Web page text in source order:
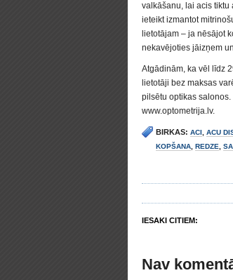
valkāšanu, lai acis tiktu
ieteikt izmantot
lietotājam – ja nēsājot
nekavējoties jāizņem
Atgādinām, ka vēl līdz
lietotāji bez maksas
pilsētu optikas
www.optometrija.lv.
BIRKAS: ACI ACU
KOPŠANA REDZE
IESAKI CITIEM:
Nav